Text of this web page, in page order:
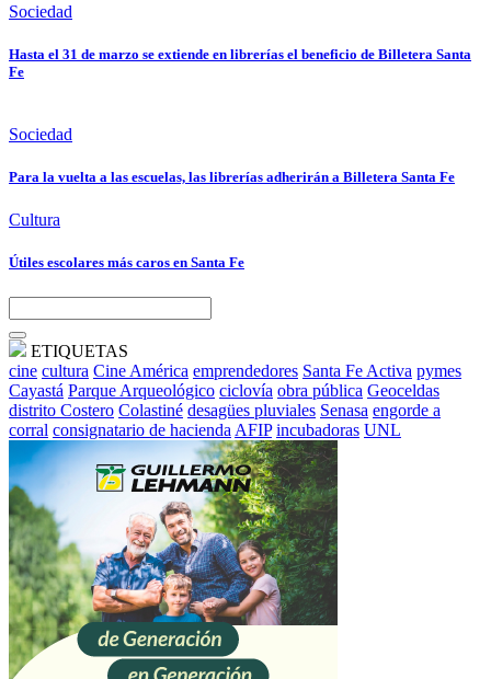
Sociedad
Hasta el 31 de marzo se extiende en librerías el beneficio de Billetera Santa
Fe
Sociedad
Para la vuelta a las escuelas, las librerías adherirán a Billetera Santa Fe
Cultura
Útiles escolares más caros en Santa Fe
ETIQUETAS
cine cultura Cine América emprendedores Santa Fe Activa pymes
Cayastá Parque Arqueológico ciclovía obra pública Geoceldas
distrito Costero Colastiné desagües pluviales Senasa engorde a
corral consignatario de hacienda AFIP incubadoras UNL